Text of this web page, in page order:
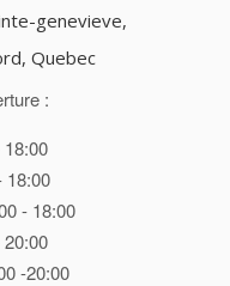
genevieve,
Quebec
:
18:00
18:00
- 18:00
-20:00